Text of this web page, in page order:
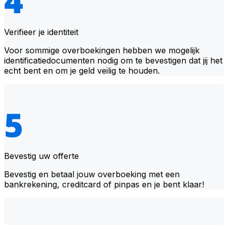
Verifieer je identiteit
Voor sommige overboekingen hebben we mogelijk
identificatiedocumenten nodig om te bevestigen dat jij het
echt bent en om je geld veilig te houden.
Bevestig uw offerte
Bevestig en betaal jouw overboeking met een
bankrekening, creditcard of pinpas en je bent klaar!